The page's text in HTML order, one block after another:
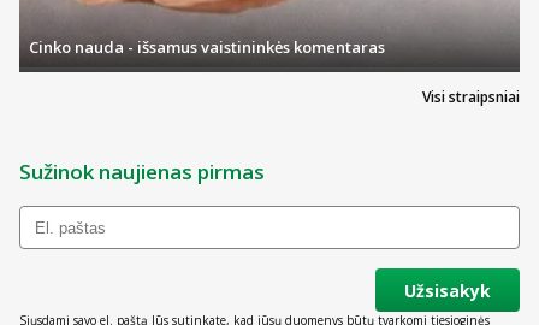
Visi straipsniai
Cinko nauda - išsamus vaistininkės komentaras
Sužinok naujienas pirmas
Užsisakyk
Siųsdami savo el. paštą Jūs sutinkate, kad jūsų duomenys būtų tvarkomi tiesioginės